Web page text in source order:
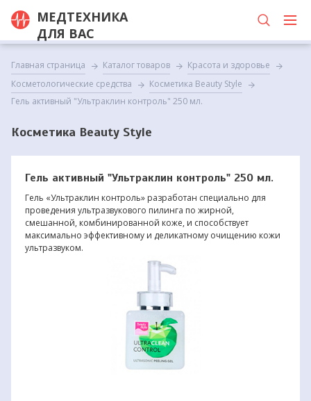
МЕДТЕХНИКА
ДЛЯ ВАС
Главная страница Каталог товаров
Красота и здоровье
Косметологические средства
Косметика Beauty Style
Гель активный "Ультраклин контроль" 250 мл.
Косметика Beauty Style
Гель активный "Ультраклин контроль" 250 мл.
Гель «Ультраклин контроль» разработан специально для
проведения ультразвукового пилинга по жирной,
смешанной, комбинированной коже, и способствует
максимально эффективному и деликатному очищению кожи
ультразвуком.